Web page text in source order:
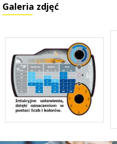
Galeria zdjęć